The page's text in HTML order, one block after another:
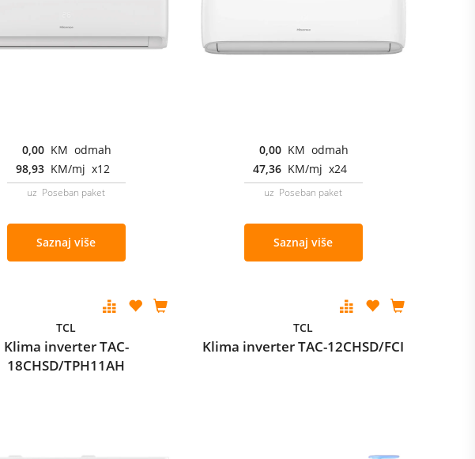
0,00 KM odmah
98,93 KM/mj x12
uz Poseban paket
Saznaj više
0,00 KM odmah
47,36 KM/mj x24
uz Poseban paket
Saznaj više
TCL
Klima inverter TAC-
18CHSD/TPH11AH
TCL
Klima inverter TAC-12CHSD/FCI